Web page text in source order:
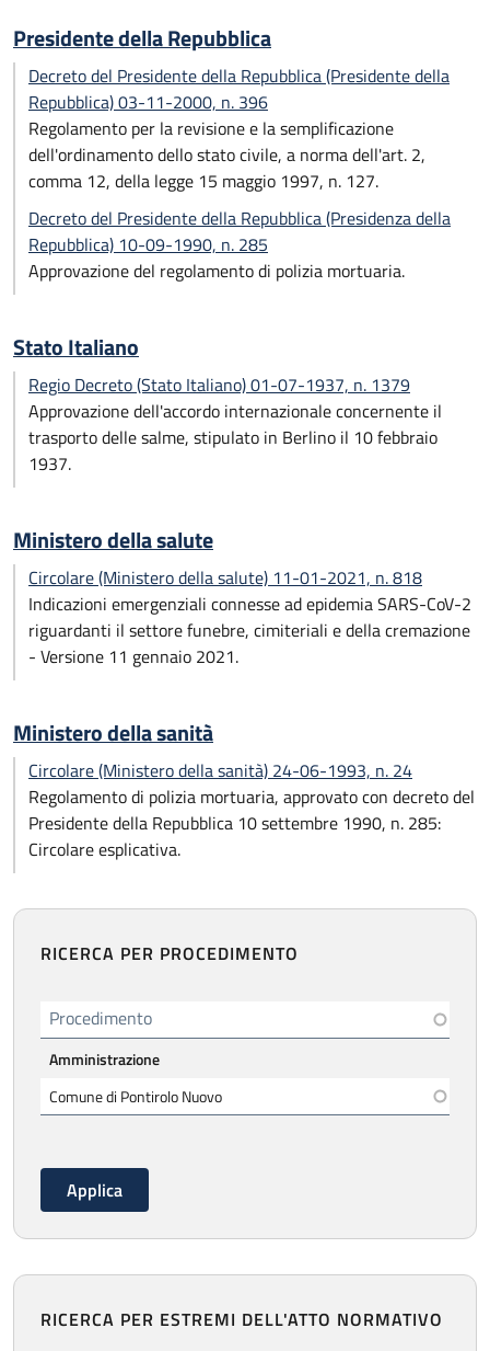
Presidente della Repubblica
Decreto del Presidente della Repubblica (Presidente della
Repubblica) 03-11-2000, n. 396
Regolamento per la revisione e la semplificazione
dell'ordinamento dello stato civile, a norma dell'art. 2,
comma 12, della legge 15 maggio 1997, n. 127.
Decreto del Presidente della Repubblica (Presidenza della
Repubblica) 10-09-1990, n. 285
Approvazione del regolamento di polizia mortuaria.
Stato Italiano
Regio Decreto (Stato Italiano) 01-07-1937, n. 1379
Approvazione dell'accordo internazionale concernente il
trasporto delle salme, stipulato in Berlino il 10 febbraio
1937.
Ministero della salute
Circolare (Ministero della salute) 11-01-2021, n. 818
Indicazioni emergenziali connesse ad epidemia SARS-CoV-2
riguardanti il settore funebre, cimiteriali e della cremazione
- Versione 11 gennaio 2021.
Ministero della sanità
Circolare (Ministero della sanità) 24-06-1993, n. 24
Regolamento di polizia mortuaria, approvato con decreto del
Presidente della Repubblica 10 settembre 1990, n. 285:
Circolare esplicativa.
RICERCA PER PROCEDIMENTO
Procedimento
Amministrazione
RICERCA PER ESTREMI DELL'ATTO NORMATIVO